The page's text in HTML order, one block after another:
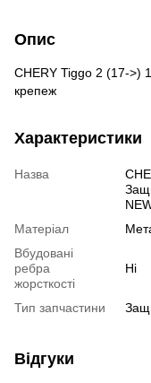
Опис
CHERY Tiggo 2 (17->)
крепеж
Характеристики
Назва
Матеріал
Вбудовані
ребра
жорсткості
Ні
Тип запчастини
Відгуки